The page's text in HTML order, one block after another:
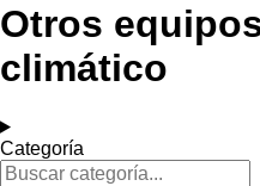
Otros
climático
Categoría